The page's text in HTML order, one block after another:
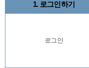
1. 로그인하기
로그인